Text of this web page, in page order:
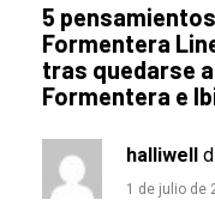
5
Formentera
tras quedarse
Formentera e
halliwell
1 de julio de